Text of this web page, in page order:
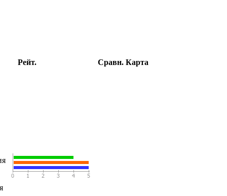
Рейт. Сравн. Карта